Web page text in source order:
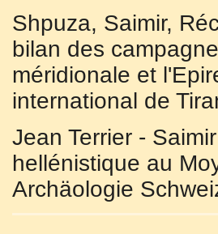
Shpuza, Saimir,
bilan des
méridionale et
international de
Jean Terrier -
hellénistique au
Archäologie